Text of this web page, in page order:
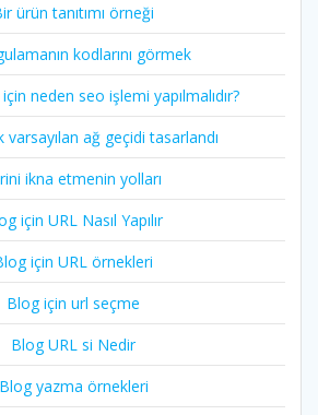
ürün tanıtımı örneği
kodlarını görmek
neden seo işlemi yapılmalıdır?
varsayılan ağ geçidi tasarlandı
ikna etmenin yolları
için URL Nasıl Yapılır
için URL örnekleri
Blog için url seçme
Blog URL si Nedir
Blog yazma örnekleri